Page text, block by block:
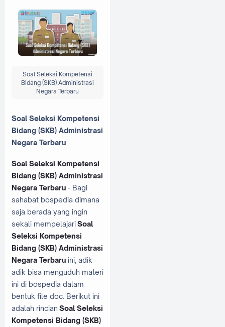
Soal Seleksi Kompetensi
Bidang (SKB) Administrasi
Negara Terbaru
Soal Seleksi Kompetensi
Bidang (SKB) Administrasi
Negara Terbaru
Soal Seleksi Kompetensi
Bidang (SKB) Administrasi
Negara Terbaru - Bagi
sahabat bospedia dimana
saja berada yang ingin
sekali mempelajariSoal
Seleksi Kompetensi
Bidang (SKB) Administrasi
Negara Terbaru ini, adik
adik bisa menguduh materi
ini di bospedia dalam
bentuk file doc. Berikut ini
adalah rincian Soal Seleksi
Kompetensi Bidang (SKB)